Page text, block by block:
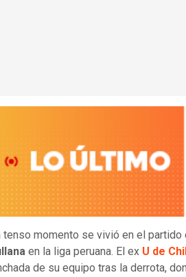
tenso momento se vivió en el partido
en la liga peruana. El ex U de
de su equipo tras la derrota,